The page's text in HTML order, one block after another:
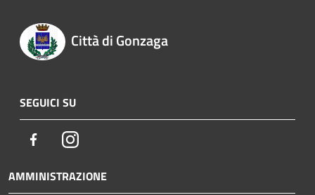
Città di Gonzaga
SEGUICI SU
FacebookInstagram
AMMINISTRAZIONE